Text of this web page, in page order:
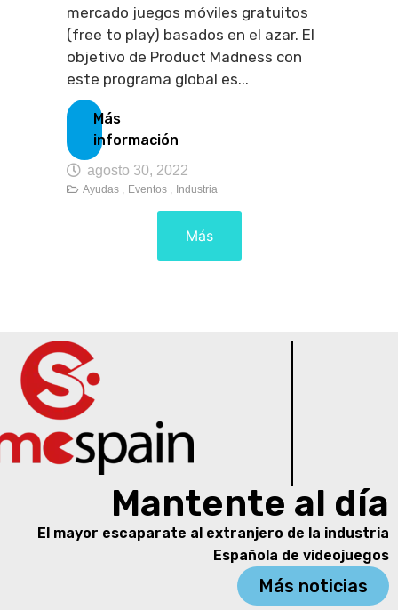
mercado juegos móviles gratuitos
(free to play) basados en el azar. El
objetivo de Product Madness con
este programa global es...
Más
información
agosto 30, 2022
Ayudas , Eventos , Industria
Más
Mantente al día
El mayor escaparate al extranjero de la industria
Española de videojuegos
Más noticias